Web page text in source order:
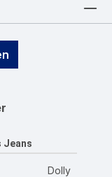
Jeans
Dolly